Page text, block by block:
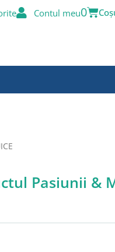
Contul meu0
Cart
Pasiunii &